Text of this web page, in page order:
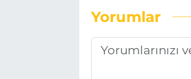
Yorumlar